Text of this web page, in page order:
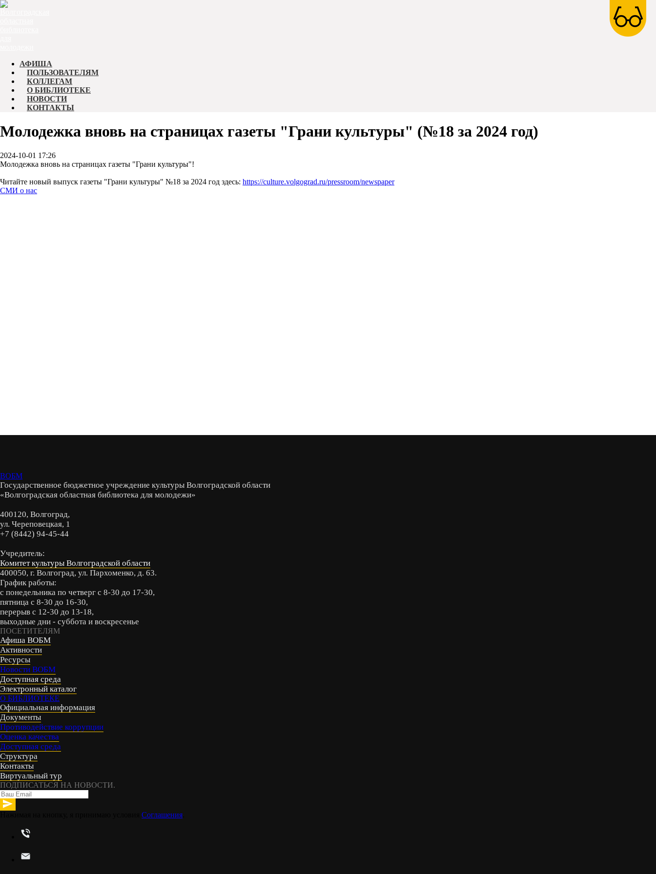
АФИША
ПОЛЬЗОВАТЕЛЯМ
КОЛЛЕГАМ
О БИБЛИОТЕКЕ
НОВОСТИ
КОНТАКТЫ
Молодежка вновь на страницах газеты "Грани культуры" (№18 за 2024 год)
2024-10-01 17:26
Молодежка вновь на страницах газеты "Грани культуры"!
Читайте новый выпуск газеты "Грани культуры" №18 за 2024 год здесь: https://culture.volgograd.ru/pressroom/newspaper
СМИ о нас
ВОБМ
Государственное бюджетное учреждение культуры Волгоградской области
«Волгоградская областная библиотека для молодежи»
400120, Волгоград,
ул. Череповецкая, 1
+7 (8442) 94-45-44
Учредитель:
Комитет культуры Волгоградской области
400050, г. Волгоград, ул. Пархоменко, д. 63.
График работы:
с понедельника по четверг с 8-30 до 17-30,
пятница с 8-30 до 16-30,
перерыв с 12-30 до 13-18,
выходные дни - суббота и воскресенье
ПОСЕТИТЕЛЯМ
Афиша ВОБМ
Активности
Ресурсы
Новости ВОБМ
Доступная среда
Электронный каталог
О БИБЛИОТЕКЕ
Официальная информация
Документы
Противодействие коррупции
Оценка качества
Доступная среда
Структура
Контакты
Виртуальный тур
ПОДПИСАТЬСЯ НА НОВОСТИ.
Соглашения